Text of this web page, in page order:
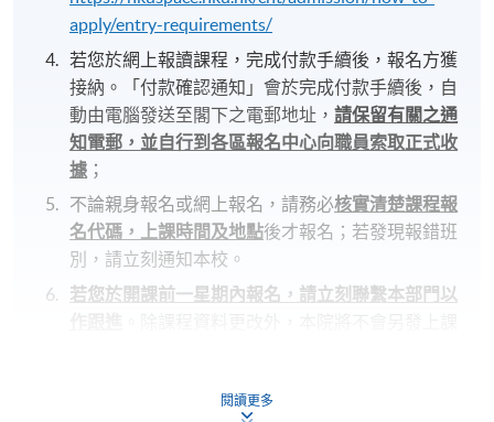
apply/entry-requirements/
若您於網上報讀課程，完成付款手續後，報名方獲
接納。「付款確認通知」會於完成付款手續後，自
動由電腦發送至閣下之電郵地址，請保留有關之通
知電郵，並自行到各區報名中心向職員索取正式收
據 ；
不論親身報名或網上報名，請務必核實清楚課程報
名代碼，上課時間及地點後才報名；若發現報錯班
別，請立刻通知本校。
若您於開課前一星期內報名，請立刻聯繫本部門以
包含詳細的課程安排和重要事項
閱讀更多